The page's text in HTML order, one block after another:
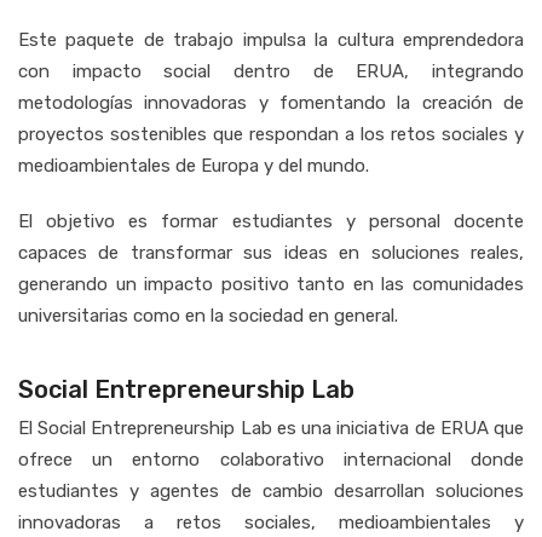
Este paquete de trabajo impulsa la cultura emprendedora
con impacto social dentro de ERUA, integrando
metodologías innovadoras y fomentando la creación de
proyectos sostenibles que respondan a los retos sociales y
medioambientales de Europa y del mundo.
El objetivo es formar estudiantes y personal docente
capaces de transformar sus ideas en soluciones reales,
generando un impacto positivo tanto en las comunidades
universitarias como en la sociedad en general.
Social Entrepreneurship Lab
El Social Entrepreneurship Lab es una iniciativa de ERUA que
ofrece un entorno colaborativo internacional donde
estudiantes y agentes de cambio desarrollan soluciones
innovadoras a retos sociales, medioambientales y